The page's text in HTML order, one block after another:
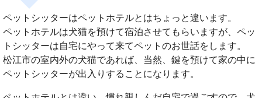
ペットシッターはペットホテルとはちょっと違います。
ペットホテルは犬猫を預けて宿泊させてもらいますが、ペッ
トシッターは自宅にやって来てペットのお世話をします。
松江市の室内外の犬猫であれば、当然、鍵を預けて家の中に
ペットシッターが出入りすることになります。